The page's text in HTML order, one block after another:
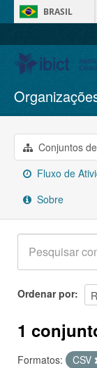
BRASIL
Conjuntos de
Organizações
Grupos
Sobre
Conjuntos
Fluxo de
Sobre
Ordenar por
1
Formatos: CSV